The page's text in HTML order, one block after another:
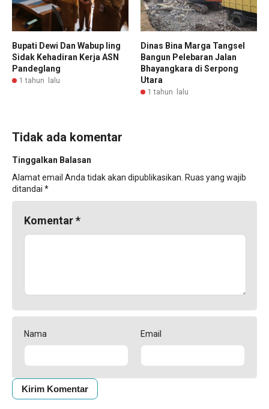
Bupati Dewi Dan Wabup Iing
Sidak Kehadiran Kerja ASN
Pandeglang
1 tahun lalu
Dinas Bina Marga Tangsel
Bangun Pelebaran Jalan
Bhayangkara di Serpong
Utara
1 tahun lalu
Tidak ada komentar
Tinggalkan Balasan
Alamat email Anda tidak akan dipublikasikan. Ruas yang wajib
ditandai *
Komentar*
Nama Email